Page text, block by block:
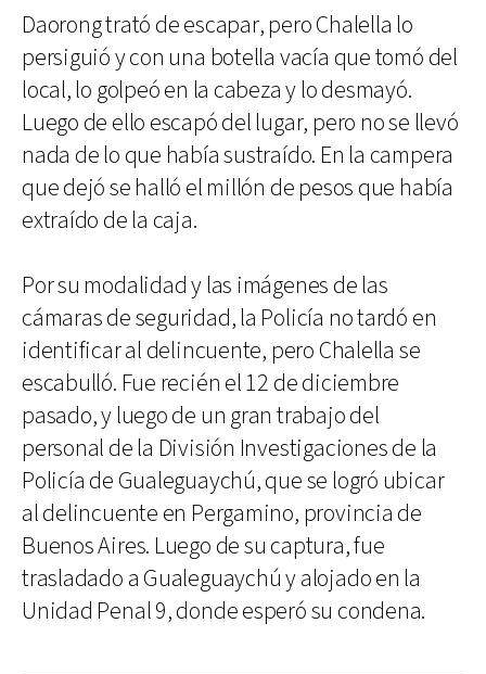
Daorong trató de escapar, pero Chalella lo
persiguió y con una botella vacía que tomó del
local, lo golpeó en la cabeza y lo desmayó.
Luego de ello escapó del lugar, pero no se llevó
nada de lo que había sustraído. En la campera
que dejó se halló el millón de pesos que había
extraído de la caja.
Por su modalidad y las imágenes de las
cámaras de seguridad, la Policía no tardó en
identificar al delincuente, pero Chalella se
escabulló. Fue recién el 12 de diciembre
pasado, y luego de un gran trabajo del
personal de la División Investigaciones de la
Policía de Gualeguaychú, que se logró ubicar
al delincuente en Pergamino, provincia de
Buenos Aires. Luego de su captura, fue
trasladado a Gualeguaychú y alojado en la
Unidad Penal 9, donde esperó su condena.